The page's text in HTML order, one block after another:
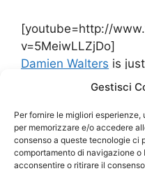
Gestisci
Per fornire le migliori
per memorizzare e/o accedere
consenso a queste tecnologie ci
comportamento di navigazione o
acconsentire o ritirare il
[youtube=http://
v=5MeiwLLZjDo]
Damien Walters is
Categorie
Confessions of a
Tag
Damien Walters,